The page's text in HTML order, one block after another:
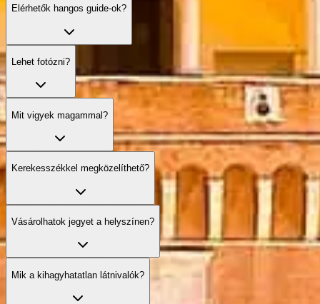
Elérhetők hangos guide‑ok?
Lehet fotózni?
Mit vigyek magammal?
Kerekesszékkel megközelíthető?
Vásárolhatok jegyet a helyszínen?
Mik a kihagyhatatlan látnivalók?